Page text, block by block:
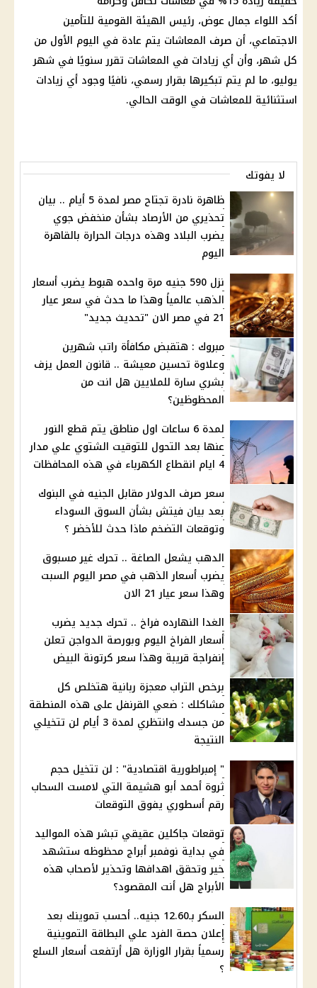
أكد اللواء جمال عوض، رئيس الهيئة القومية للتأمين
الاجتماعي، أن صرف المعاشات يتم عادة في اليوم الأول من
كل شهر، وأن أي زيادات في المعاشات تقرر سنويًا في شهر
يوليو، ما لم يتم تبكيرها بقرار رسمي، نافيًا وجود أي زيادات
استثنائية للمعاشات في الوقت الحالي.
لا يفوتك
ظاهرة نادرة تجتاح مصر لمدة 5 أيام .. بيان
تحذيري من الأرصاد بشأن منخفض جوي
يضرب البلاد وهذه درجات الحرارة بالقاهرة
اليوم
نزل 590 جنيه مرة واحده هبوط يضرب أسعار
الذهب عالمياً وهذا ما حدث في سعر عيار
21 في مصر الان "تحديث جديد"
مبروك : هتقبض مكافأة راتب شهرين
وعلاوة تحسين معيشة .. قانون العمل يزف
بشري سارة للملايين هل انت من
المحظوظين؟
لمدة 6 ساعات اول مناطق يتم قطع النور
عنها بعد التحول للتوقيت الشتوي علي مدار
4 ايام انقطاع الكهرباء في هذه المحافظات
سعر صرف الدولار مقابل الجنيه في البنوك
بعد بيان فيتش بشأن السوق السوداء
وتوقعات التضخم ماذا حدث للأخضر ؟
الدهب يشعل الصاغة .. تحرك غير مسبوق
يضرب أسعار الذهب في مصر اليوم السبت
وهذا سعر عيار 21 الان
الغدا النهارده فراخ .. تحرك جديد يضرب
أسعار الفراخ اليوم وبورصة الدواجن تعلن
إنفراجة قريبة وهذا سعر كرتونة البيض
برخص التراب معجزة ربانية هتخلص كل
مشاكلك : ضعي القرنفل على هذه المنطقة
من جسدك وانتظري لمدة 3 أيام لن تتخيلي
النتيجة
" إمبراطورية اقتصادية" : لن تتخيل حجم
ثروة أحمد أبو هشيمة التي لامست السحاب
رقم أسطوري يفوق التوقعات
توقعات جاكلين عقيقي تبشر هذه المواليد
في بداية نوفمبر أبراج محظوظه ستشهد
خير وتحقق اهدافها وتحذير لأصحاب هذه
الأبراج هل أنت المقصود؟
السكر بـ12.60 جنيه.. أحسب تموينك بعد
إعلان حصة الفرد علي البطاقة التموينية
رسمياً بقرار الوزارة هل أرتفعت أسعار السلع
؟